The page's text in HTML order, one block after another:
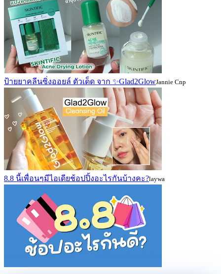
ป้ายยาคลีนซิ่งออยล์ ตัวเด็ด จาก ✨Glad2GlowJannie Cnp
8.8 นี้เพื่อนๆมีไอเดียช้อปปิ้งอะไรกันบ้างคะ?laywa